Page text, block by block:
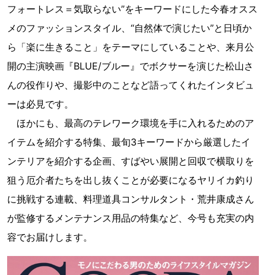
フォートレス＝気取らない”をキーワードにした今春オスス
メのファッションスタイル、“自然体で演じたい”と日頃か
ら「楽に生きること」をテーマにしていることや、来月公
開の主演映画『BLUE/ブルー』でボクサーを演じた松山さ
んの役作りや、撮影中のことなど語ってくれたインタビュ
ーは必見です。
ほかにも、最高のテレワーク環境を手に入れるためのア
イテムを紹介する特集、最旬3キーワードから厳選したイ
ンテリアを紹介する企画、すばやい展開と回収で横取りを
狙う厄介者たちを出し抜くことが必要になるヤリイカ釣り
に挑戦する連載、料理道具コンサルタント・荒井康成さん
が監修するメンテナンス用品の特集など、今号も充実の内
容でお届けします。